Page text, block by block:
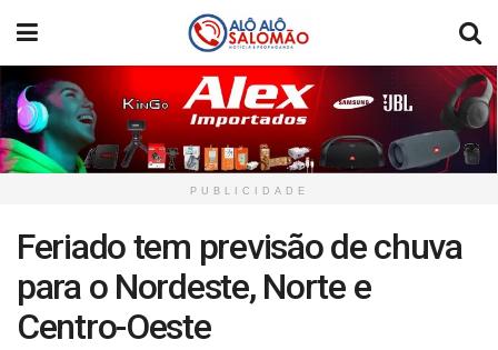
PUBLICIDADE
Feriado tem previsão de chuva
para o Nordeste, Norte e
Centro-Oeste